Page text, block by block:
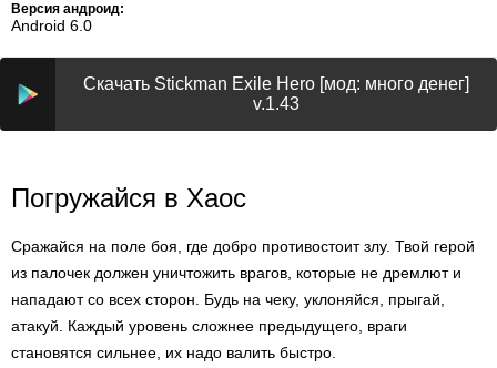
Версия андроид:
Android 6.0
Скачать Stickman Exile Hero [мод: много денег]
v.1.43
Погружайся в Хаос
Сражайся на поле боя, где добро противостоит злу. Твой герой
из палочек должен уничтожить врагов, которые не дремлют и
нападают со всех сторон. Будь на чеку, уклоняйся, прыгай,
атакуй. Каждый уровень сложнее предыдущего, враги
становятся сильнее, их надо валить быстро.